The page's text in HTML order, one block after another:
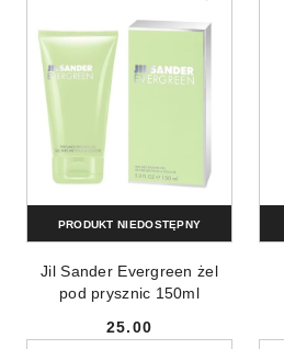
Jil Sander Evergreen żel
pod prysznic 150ml
Cena:
25.00
PRODUKT NIEDOSTĘPNY